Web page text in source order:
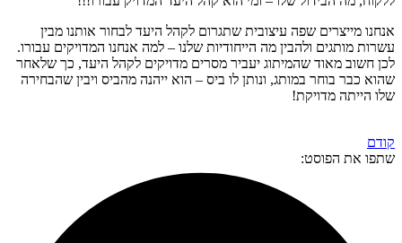
אנחנו מייצרים שפה עיצובית שתגרום לקהל היעד לבחור אותנו מבין
עשרות מותגים ולהבין מה הייחודיות שלנו – למה אנחנו המדויקים עבורו.
לכן חשוב מאוד שהמיתוג יעביר מסרים מדויקים לקהל היעד, כך שלאחר
שהוא כבר בוחר במותג, ונותן לו ביס – הוא ייהנה מהביס ויבין שהבחירה
שלו הייתה מדויקת!
קודם
שתפו את הפוסט: